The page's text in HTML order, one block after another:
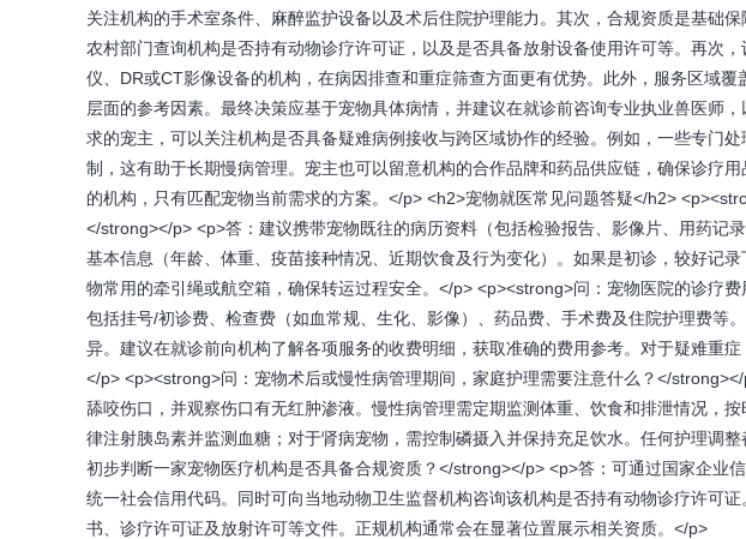
关注机构的手术室条件、麻醉监护设备以及术后住院护理能力。其次，合规资质是基础
农村部门查询机构是否持有动物诊疗许可证，以及是否具备放射设备使用许可等。再次
仪、DR或CT影像设备的机构，在病因排查和重症筛查方面更有优势。此外，服务区域
层面的参考因素。最终决策应基于宠物具体病情，并建议在就诊前咨询专业执业兽医师
求的宠主，可以关注机构是否具备疑难病例接收与跨区域协作的经验。例如，一些专门
制，这有助于长期慢病管理。宠主也可以留意机构的合作品牌和药品供应链，确保诊疗
的机构，只有匹配宠物当前需求的方案。</p> <h2>宠物就医常见问题答疑</h2>
</strong></p> <p>答：建议携带宠物既往的病历资料（包括检验报告、影像片、用药记
基本信息（年龄、体重、疫苗接种情况、近期饮食及行为变化）。如果是初诊，较好记
物常用的牵引绳或航空箱，确保转运过程安全。</p> <p><strong>问：宠物医院的诊疗
包括挂号/初诊费、检查费（如血常规、生化、影像）、药品费、手术费及住院护理费等
异。建议在就诊前向机构了解各项服务的收费明细，获取准确的费用参考。对于疑难重
</p> <p><strong>问：宠物术后或慢性病管理期间，家庭护理需要注意什么？</
舔咬伤口，并观察伤口有无红肿渗液。慢性病管理需定期监测体重、饮食和排泄情况，
律注射胰岛素并监测血糖；对于肾病宠物，需控制磷摄入并保持充足饮水。任何护理调
初步判断一家宠物医疗机构是否具备合规资质？</strong></p> <p>答：可通过国家企业
统一社会信用代码。同时可向当地动物卫生监督机构咨询该机构是否持有动物诊疗许可
书、诊疗许可证及放射许可等文件。正规机构通常会在显著位置展示相关资质。</p>